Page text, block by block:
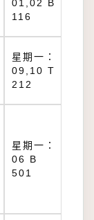
01,02 B
116
星期一：
09,10 T
212
星期一：
06 B
501